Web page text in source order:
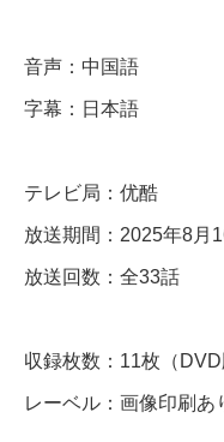
s
t
n
n
g
音声：中国語
字幕：日本語
テレビ局：优酷
放送期間：2025年8月
放送回数：全33話
収録枚数：11枚（
レーベル：画像印刷あ